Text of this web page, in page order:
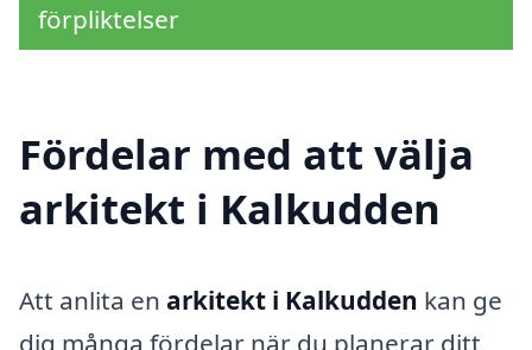
förpliktelser
Fördelar med att välja
arkitekt i Kalkudden
Att anlita en arkitekt i Kalkudden kan ge